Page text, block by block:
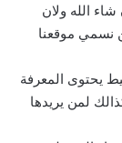
الله ولان
نسمي موقعنا
يحتوى المعرفة
لمن يريدها